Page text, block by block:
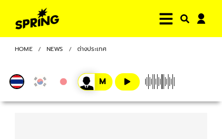
HOME NEWS ต่างประเทศ